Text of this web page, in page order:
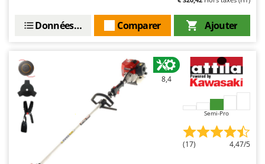
Ajouter
Comparer
Données techniques
8,4
Semi-Pro
(17) 4,47/5